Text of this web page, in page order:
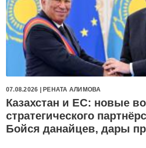
07.08.2026 | РЕНАТА АЛИМОВА
Казахстан и ЕС: новые
стратегического
Бойся данайцев, дары